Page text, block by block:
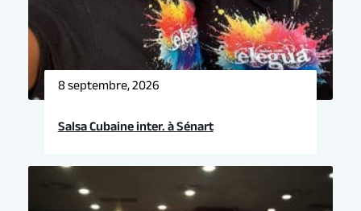
8 septembre, 2026
Salsa Cubaine inter. à Sénart